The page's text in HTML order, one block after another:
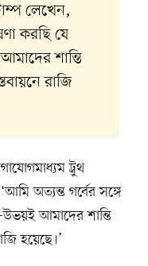
লেখেন,
করছি যে
শান্তি
রাজি
ট্রুথ
অত্যন্ত গর্বের সঙ্গে
আমাদের শান্তি
হয়েছে।’